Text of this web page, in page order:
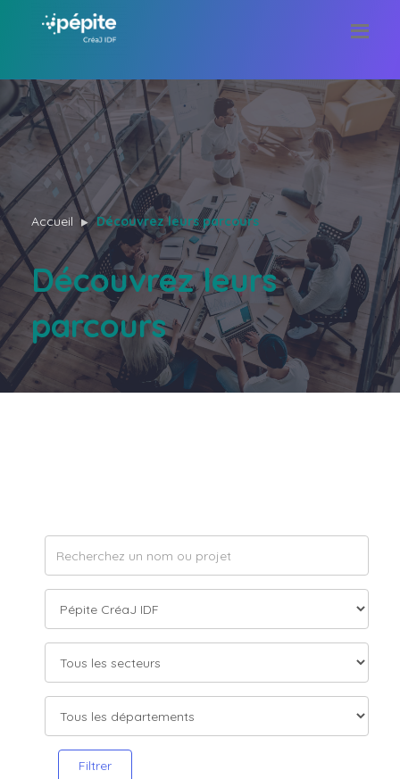
Accueil Découvrez leurs parcours
Découvrez leurs
parcours